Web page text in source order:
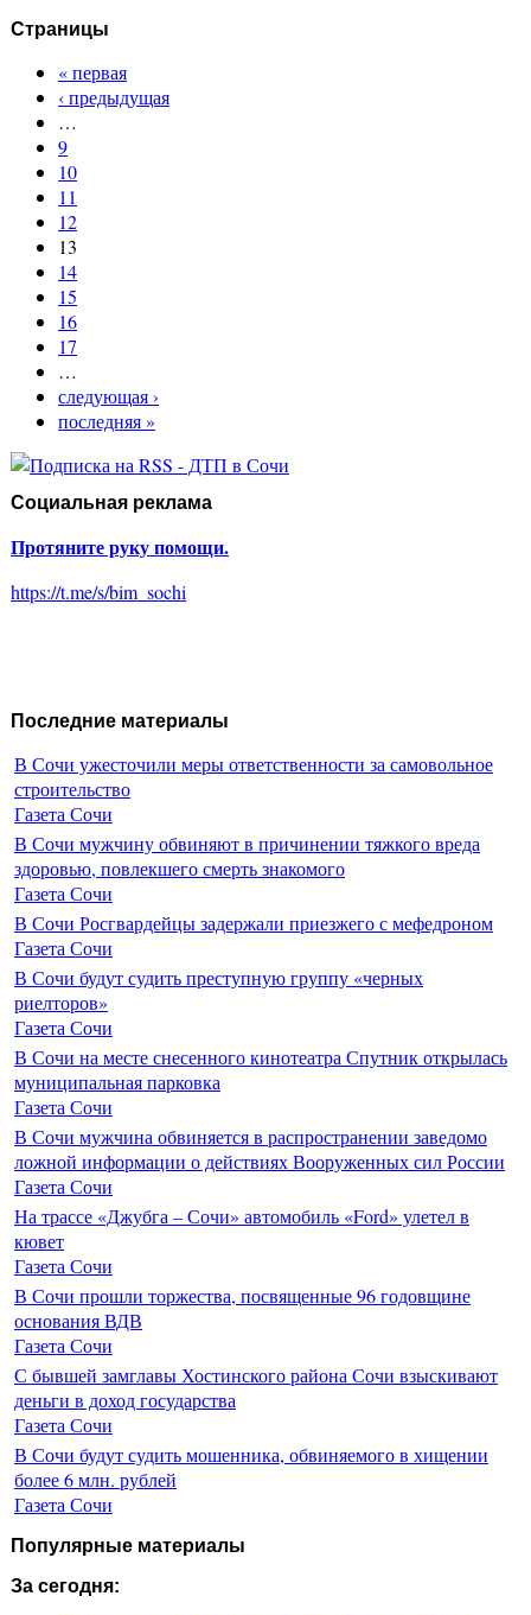
Страницы
« первая
‹ предыдущая
…
9
10
11
12
13
14
15
16
17
…
следующая ›
последняя »
Социальная реклама
Протяните руку помощи.
https://t.me/s/bim_sochi
Последние материалы
В Сочи ужесточили меры ответственности за самовольное
строительство
Газета Сочи
В Сочи мужчину обвиняют в причинении тяжкого вреда
здоровью, повлекшего смерть знакомого
Газета Сочи
В Сочи Росгвардейцы задержали приезжего с мефедроном
Газета Сочи
В Сочи будут судить преступную группу «черных
риелторов»
Газета Сочи
В Сочи на месте снесенного кинотеатра Спутник открылась
муниципальная парковка
Газета Сочи
В Сочи мужчина обвиняется в распространении заведомо
ложной информации о действиях Вооруженных сил России
Газета Сочи
На трассе «Джубга – Сочи» автомобиль «Ford» улетел в
кювет
Газета Сочи
В Сочи прошли торжества, посвященные 96 годовщине
основания ВДВ
Газета Сочи
С бывшей замглавы Хостинского района Сочи взыскивают
деньги в доход государства
Газета Сочи
В Сочи будут судить мошенника, обвиняемого в хищении
более 6 млн. рублей
Газета Сочи
Популярные материалы
За сегодня: